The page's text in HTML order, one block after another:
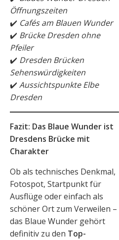
Öffnungszeiten
✔️ Cafés am Blauen Wunder
✔️ Brücke Dresden ohne
Pfeiler
✔️ Dresden Brücken
Sehenswürdigkeiten
✔️ Aussichtspunkte Elbe
Dresden
Fazit: Das Blaue Wunder ist
Dresdens Brücke mit
Charakter
Ob als technisches Denkmal,
Fotospot, Startpunkt für
Ausflüge oder einfach als
schöner Ort zum Verweilen –
das Blaue Wunder gehört
definitiv zu den Top-